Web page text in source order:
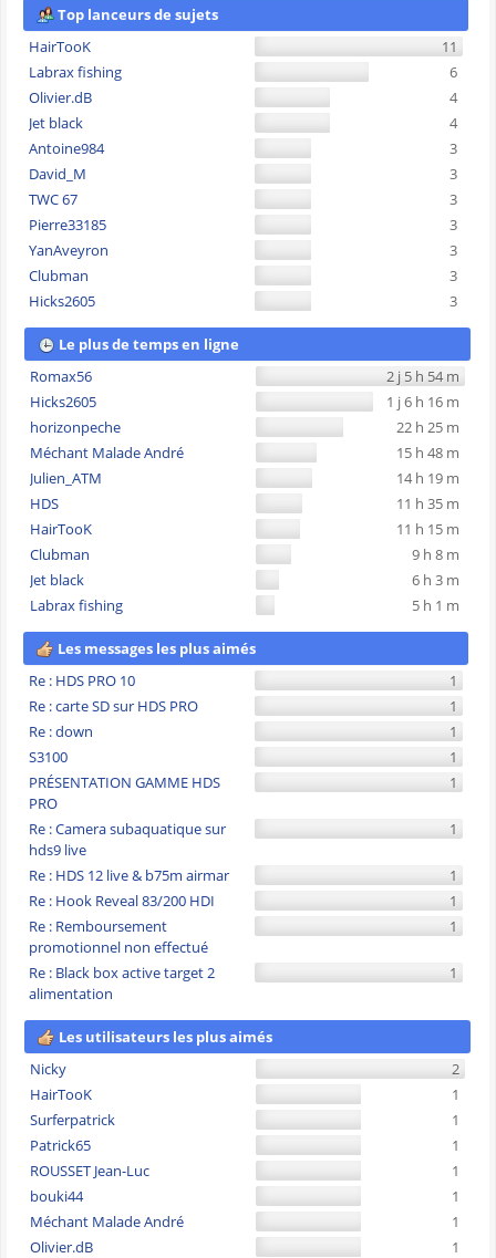
Top lanceurs de sujets
HairTooK
11
Labrax fishing
6
Olivier.dB
4
Jet black
4
Antoine984
3
David_M
3
TWC 67
3
Pierre33185
3
YanAveyron
3
Clubman
3
Hicks2605
3
Le plus de temps en ligne
Romax56
2 j 5 h 54 m
Hicks2605
1 j 6 h 16 m
horizonpeche
22 h 25 m
Méchant Malade André
15 h 48 m
Julien_ATM
14 h 19 m
HDS
11 h 35 m
HairTooK
11 h 15 m
Clubman
9 h 8 m
Jet black
6 h 3 m
Labrax fishing
5 h 1 m
Les messages les plus aimés
Re : HDS PRO 10
1
Re : carte SD sur HDS PRO
1
Re : down
1
S3100
1
PRÉSENTATION GAMME HDS
PRO
1
Re : Camera subaquatique sur
hds9 live
1
Re : HDS 12 live & b75m airmar
1
Re : Hook Reveal 83/200 HDI
1
Re : Remboursement
promotionnel non effectué
1
Re : Black box active target 2
alimentation
1
Les utilisateurs les plus aimés
Nicky
2
HairTooK
1
Surferpatrick
1
Patrick65
1
ROUSSET Jean-Luc
1
bouki44
1
Méchant Malade André
1
Olivier.dB
1